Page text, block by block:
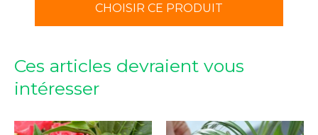
CHOISIR CE PRODUIT
Ces articles devraient vous
intéresser